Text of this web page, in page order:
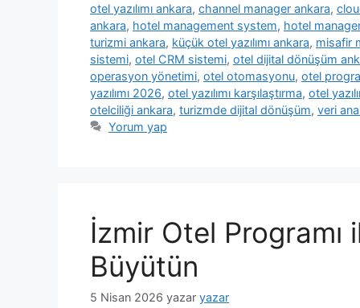
otel yazılımı ankara, channel manager ankara,
ankara, hotel management system, hotel
turizmi ankara, küçük otel yazılımı ankara, misafir
sistemi, otel CRM sistemi, otel dijital dönüşüm
operasyon yönetimi, otel otomasyonu, otel
yazılımı 2026, otel yazılımı karşılaştırma, otel
otelciliği ankara, turizmde dijital dönüşüm, veri
Yorum yap
İzmir Otel
Büyütün
5 Nisan 2026 yazar yazar